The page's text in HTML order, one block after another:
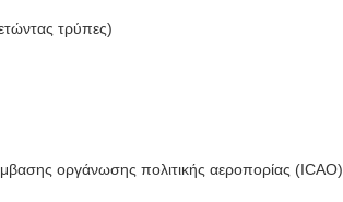
τρύπες)
οργάνωσης πολιτικής αεροπορίας (ICAO)